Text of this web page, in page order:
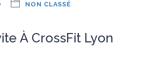
NON CLASSÉ
À CrossFit Lyon